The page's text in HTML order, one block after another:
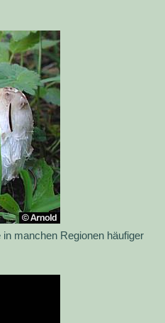
manchen Regionen häufiger